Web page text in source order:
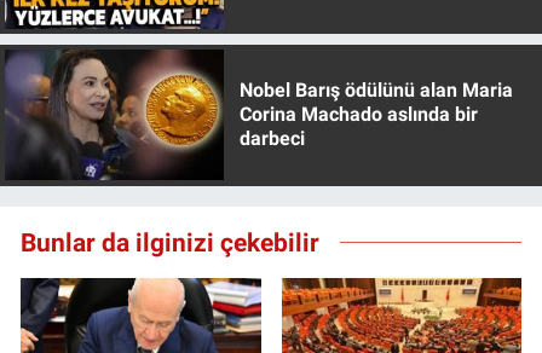
Nobel Barış ödülünü alan Maria
Corina Machado aslında bir
darbeci
Bunlar da ilginizi çekebilir